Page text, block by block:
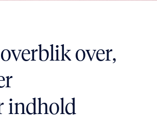
over,
indhold